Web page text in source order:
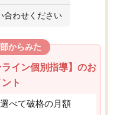
合わせください
からみた
イン個別指導】のお
ト
べて破格の月額